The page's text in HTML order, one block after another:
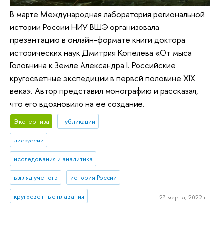
В марте Международная лаборатория региональной
истории России НИУ ВШЭ организовала
презентацию в онлайн-формате книги доктора
исторических наук Дмитрия Копелева «От мыса
Головнина к Земле Александра I. Российские
кругосветные экспедиции в первой половине XIX
века». Автор представил монографию и рассказал,
что его вдохновило на ее создание.
Экспертиза публикации
дискуссии
исследования и аналитика
взгляд ученого история России
кругосветные плавания 23 марта, 2022 г.